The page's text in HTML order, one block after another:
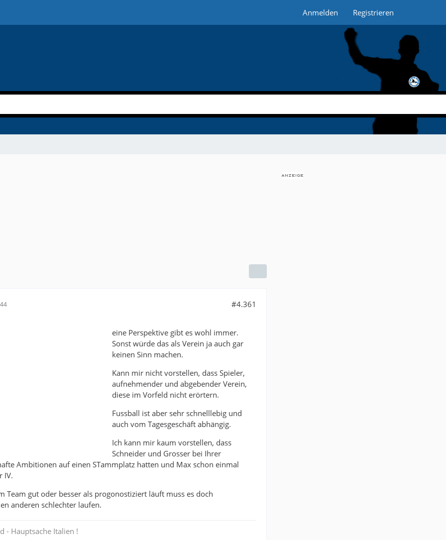
Anmelden Registrieren
#4.361
eine Perspektive gibt es wohl immer.
Sonst würde das als Verein ja auch gar
keinen Sinn machen.
Kann mir nicht vorstellen, dass Spieler,
aufnehmender und abgebender Verein,
diese im Vorfeld nicht erörtern.
Fussball ist aber sehr schnelllebig und
auch vom Tagesgeschäft abhängig.
Ich kann mir kaum vorstellen, dass
Schneider und Grosser bei Ihrer
Ambitionen auf einen STammplatz hatten und Max schon einmal
IV.
Team gut oder besser als progonostiziert läuft muss es doch
anderen schlechter laufen.
- Hauptsache Italien !